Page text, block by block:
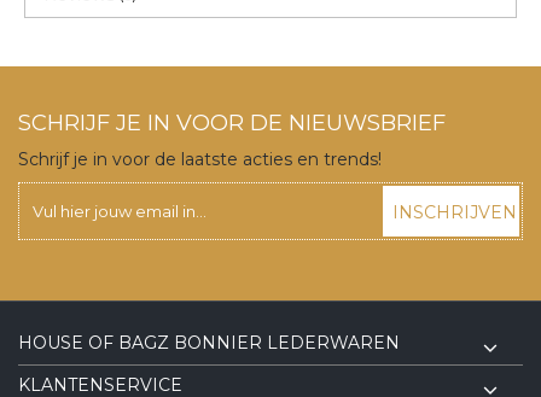
SCHRIJF JE IN VOOR DE NIEUWSBRIEF
Schrijf je in voor de laatste acties en trends!
INSCHRIJVEN
HOUSE OF BAGZ BONNIER LEDERWAREN
KLANTENSERVICE